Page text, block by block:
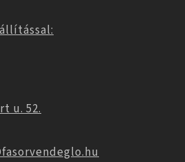
u. 52.